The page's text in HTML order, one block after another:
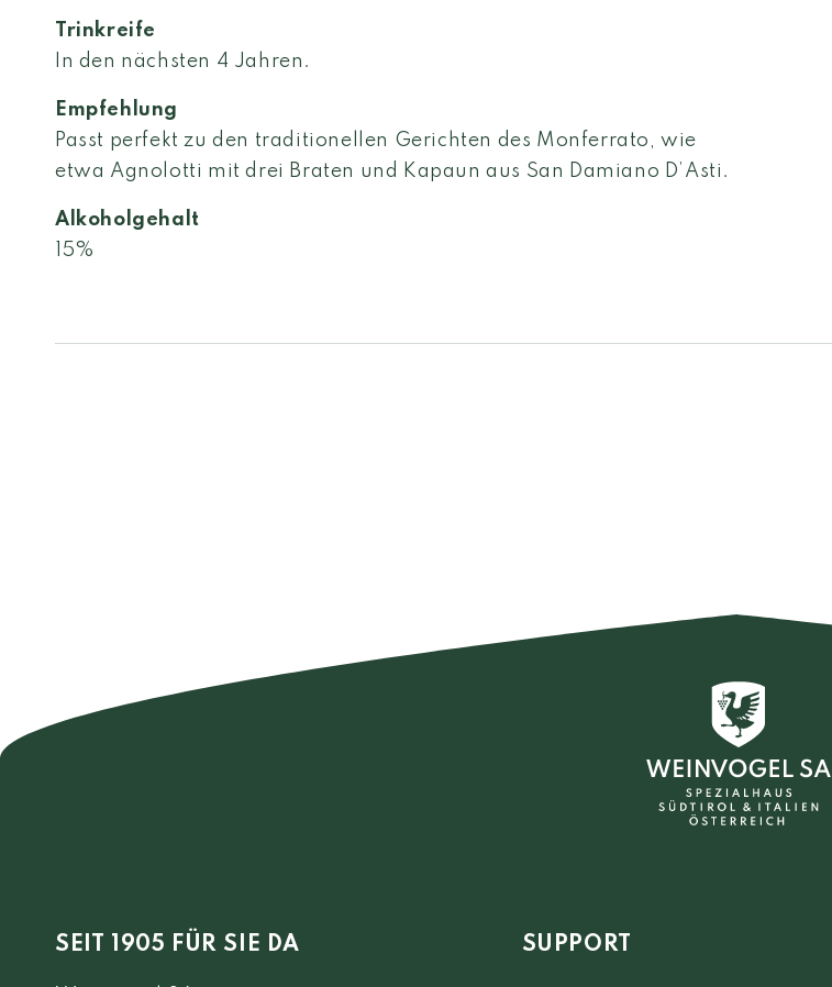
Trinkreife
In den nächsten 4 Jahren.
Empfehlung
Passt perfekt zu den traditionellen Gerichten des Monferrato, wie
etwa Agnolotti mit drei Braten und Kapaun aus San Damiano D’Asti.
Alkoholgehalt
15%
SEIT 1905 FÜR SIE DA SUPPORT